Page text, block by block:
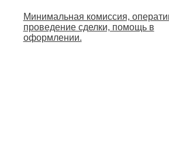
Минимальная комиссия,
проведение сделки, помощь в
оформлении.